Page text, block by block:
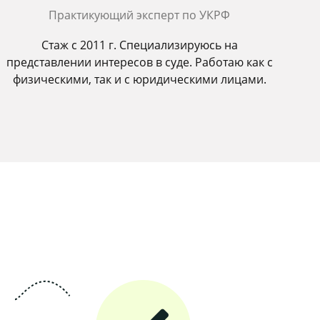
Практикующий эксперт по УКРФ
Стаж с 2011 г. Специализируюсь на
представлении интересов в суде. Работаю как с
физическими, так и с юридическими лицами.